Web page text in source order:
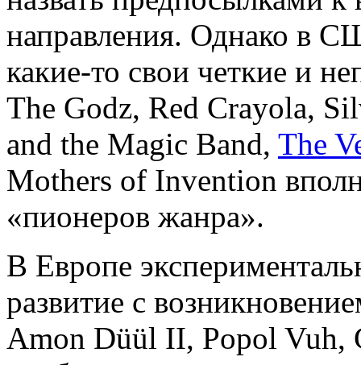
направления. Однако в
какие-то свои четкие и
The Godz, Red Crayola,
and the Magic Band, The
Mothers of Invention
«пионеров жанра».
В Европе
развитие с
Amon Düül II, Popol Vuh,